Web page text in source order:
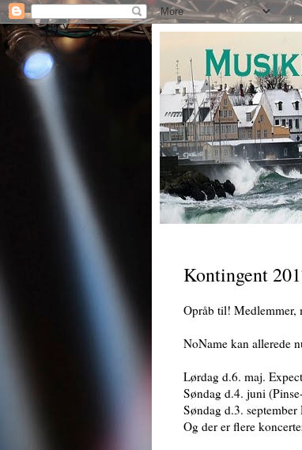
Kontingent
Opråb til! Medlemmer,
NoName kan allerede
Lørdag d.6. maj.
Søndag d.4. juni
Søndag d.3.
Og der er flere